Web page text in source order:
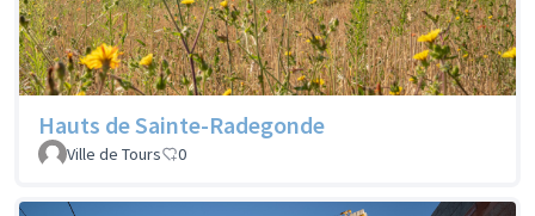
Hauts de Sainte-Radegonde
Ville de Tours 0